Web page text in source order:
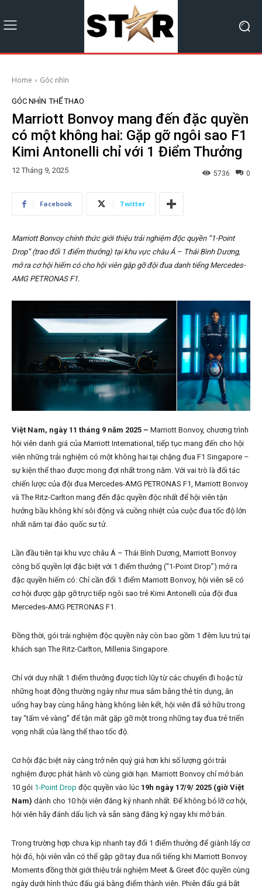
Home Góc nhìn
GÓC NHÌN THỂ THAO
Marriott Bonvoy mang đến đặc quyền
có một không hai: Gặp gỡ ngôi sao F1
Kimi Antonelli chỉ với 1 Điểm Thưởng
12 Tháng 9, 2025 0
5736
Facebook Twitter
Marriott Bonvoy chính thức giới thiệu trải nghiệm độc quyền “1-Point
Drop” (trao đổi 1 điểm thưởng) tại khu vực châu Á – Thái Bình Dương,
mở ra cơ hội hiếm có cho hội viên gặp gỡ đội đua danh tiếng Mercedes-
AMG PETRONAS F1.
Việt Nam, ngày 11 tháng 9 năm 2025 – Marriott Bonvoy, chương trình
hội viên danh giá của Marriott International, tiếp tục mang đến cho hội
viên những trải nghiệm có một không hai tại chặng đua F1 Singapore –
sự kiện thể thao được mong đợi nhất trong năm. Với vai trò là đối tác
chiến lược của đội đua Mercedes-AMG PETRONAS F1, Marriott Bonvoy
và The Ritz-Carlton mang đến đặc quyền độc nhất để hội viên tận
hưởng bầu không khí sôi động và cuồng nhiệt của cuộc đua tốc độ lớn
nhất năm tại đảo quốc sư tử.
Lần đầu tiên tại khu vực châu Á – Thái Bình Dương, Marriott Bonvoy
công bố quyền lợi đặc biệt với 1 điểm thưởng (“1-Point Drop”) mở ra
đặc quyền hiếm có: Chỉ cần đổi 1 điểm Marriott Bonvoy, hội viên sẽ có
cơ hội được gặp gỡ trực tiếp ngôi sao trẻ Kimi Antonelli của đội đua
Mercedes-AMG PETRONAS F1.
Đồng thời, gói trải nghiệm độc quyền này còn bao gồm 1 đêm lưu trú tại
khách sạn The Ritz-Carlton, Millenia Singapore.
Chỉ với duy nhất 1 điểm thưởng được tích lũy từ các chuyến đi hoặc từ
những hoạt động thường ngày như mua sắm bằng thẻ tín dụng, ăn
uống hay bay cùng hãng hàng không liên kết, hội viên đã sở hữu trong
tay “tấm vé vàng” để tận mắt gặp gỡ một trong những tay đua trẻ triển
vọng nhất của làng thể thao tốc độ.
Cơ hội đặc biệt này càng trở nên quý giá hơn khi số lượng gói trải
nghiệm được phát hành vô cùng giới hạn. Marriott Bonvoy chỉ mở bán
10 gói 1-Point Drop độc quyền vào lúc 19h ngày 17/9/ 2025 (giờ Việt
Nam) dành cho 10 hội viên đăng ký nhanh nhất. Để không bỏ lỡ cơ hội,
hội viên hãy đánh dấu lịch và sẵn sàng đăng ký ngay khi mở bán.
Trong trường hợp chưa kịp nhanh tay đổi 1 điểm thưởng để giành lấy cơ
hội đó, hội viên vẫn có thể gặp gỡ tay đua nổi tiếng khi Marriott Bonvoy
Moments đồng thời giới thiệu trải nghiệm Meet & Greet độc quyền cùng
ngày dưới hình thức đấu giá bằng điểm thành viên. Phiên đấu giá bắt